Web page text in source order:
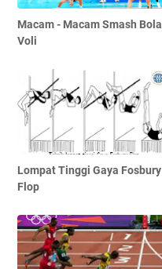
Macam - Macam Smash Bola
Voli
Lompat Tinggi Gaya Fosbury
Flop